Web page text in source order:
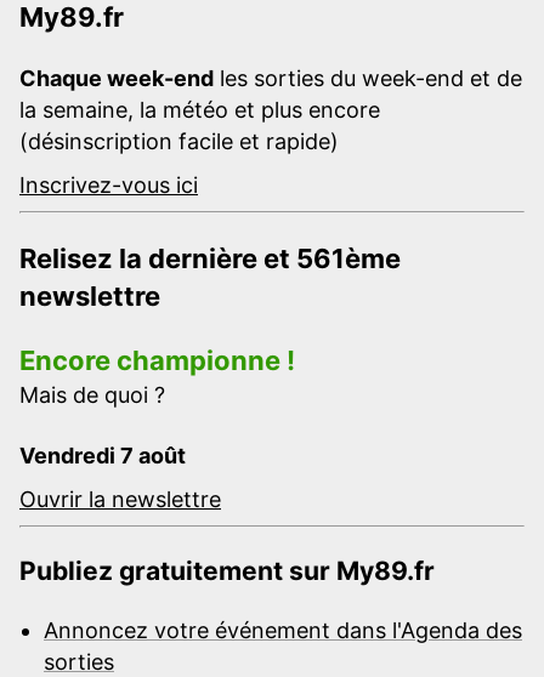
My89.fr
Chaque week-end les sorties du week-end et de
la semaine, la météo et plus encore
(désinscription facile et rapide)
Inscrivez-vous ici
Relisez la dernière et 561ème
newslettre
Encore championne !
Mais de quoi ?
Vendredi 7 août
Ouvrir la newslettre
Publiez gratuitement sur My89.fr
Annoncez votre événement dans l'Agenda des
sorties